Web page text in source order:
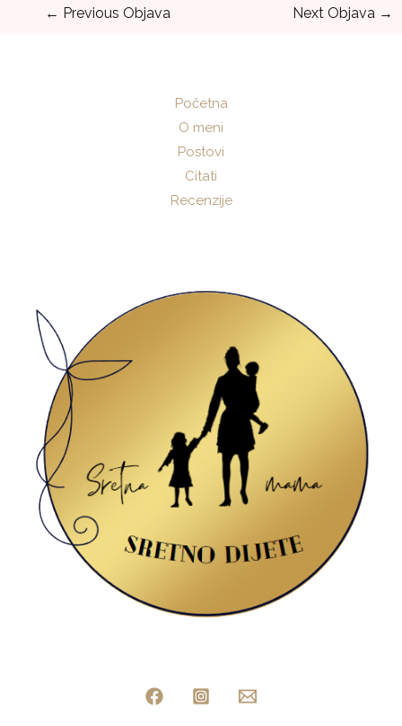
← Previous Objava Next Objava →
Početna
O meni
Postovi
Citati
Recenzije